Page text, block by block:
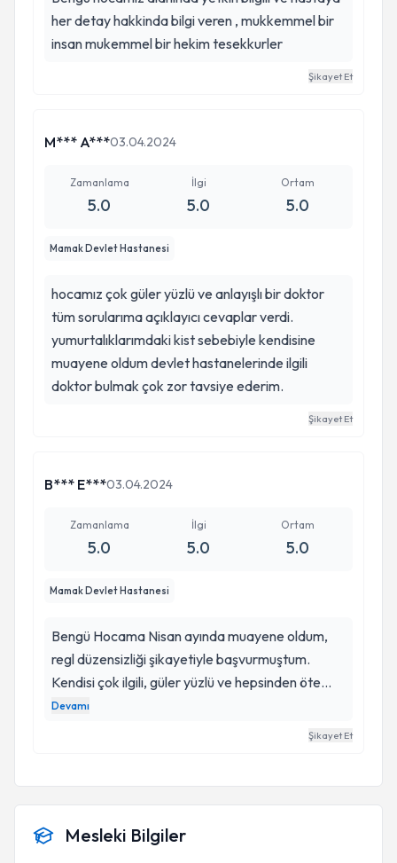
her detay hakkinda bilgi veren , mukkemmel bir
insan mukemmel bir hekim tesekkurler
Şikayet Et
M*** A***03.04.2024
Zamanlama
5.0
İlgi
5.0
Ortam
5.0
Mamak Devlet Hastanesi
hocamız çok güler yüzlü ve anlayışlı bir doktor
tüm sorularıma açıklayıcı cevaplar verdi.
yumurtalıklarımdaki kist sebebiyle kendisine
muayene oldum devlet hastanelerinde ilgili
doktor bulmak çok zor tavsiye ederim.
Şikayet Et
B*** E***03.04.2024
Zamanlama
5.0
İlgi
5.0
Ortam
5.0
Mamak Devlet Hastanesi
Bengü Hocama Nisan ayında muayene oldum,
regl düzensizliği şikayetiyle başvurmuştum.
Kendisi çok ilgili, güler yüzlü ve hepsinden öte
rahat hissettiren biri, muayene sürecimde hiç
gerilmedim. Rahatlıkla kendisinden randevu
Devamı
Şikayet Et
Mesleki Bilgiler